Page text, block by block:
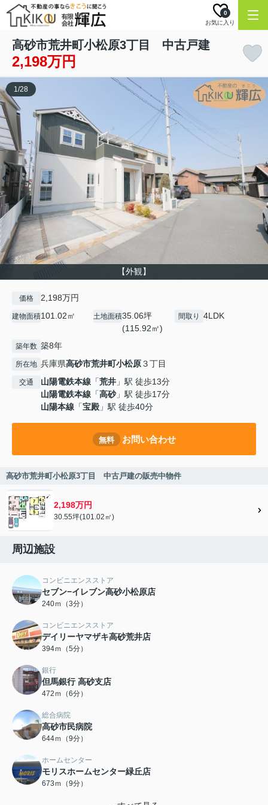
お気に入り
0
高砂市荒井町小松原3丁目 中古戸建
2,198万円
【外観】
1/28
価格 2,198万円
建物面積101.02㎡ 土地面積35.06坪
(115.92㎡)
間取り 4LDK
築年数 築8年
所在地 兵庫県高砂市荒井町小松原３丁目
交通 山陽電鉄本線 「荒井 」駅 徒歩13分
山陽電鉄本線 「高砂」駅 徒歩17分
山陽本線 「宝殿 」駅 徒歩40分
無料 お問い合わせ
高砂市荒井町小松原3丁目 中古戸建の販売中物件
2,198万円
30.55坪(101.02㎡)
周辺施設
コンビニエンスストア
セブン−イレブン高砂小松原店
240ｍ（3分）
コンビニエンスストア
デイリーヤマザキ高砂荒井店
394ｍ（5分）
銀行
但馬銀行 高砂支店
472ｍ（6分）
総合病院
高砂市民病院
644ｍ（9分）
ホームセンター
モリスホームセンター緑丘店
673ｍ（9分）